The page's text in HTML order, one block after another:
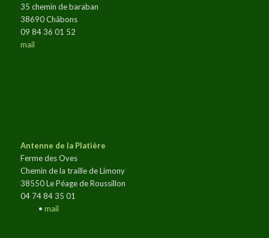
35 chemin de baraban
38690 Châbons
09 84 36 01 52
mail
Antenne de la Platière
Ferme des Oves
Chemin de la traille de Limony
38550 Le Péage de Roussillon
04 74 84 35 01
• mail